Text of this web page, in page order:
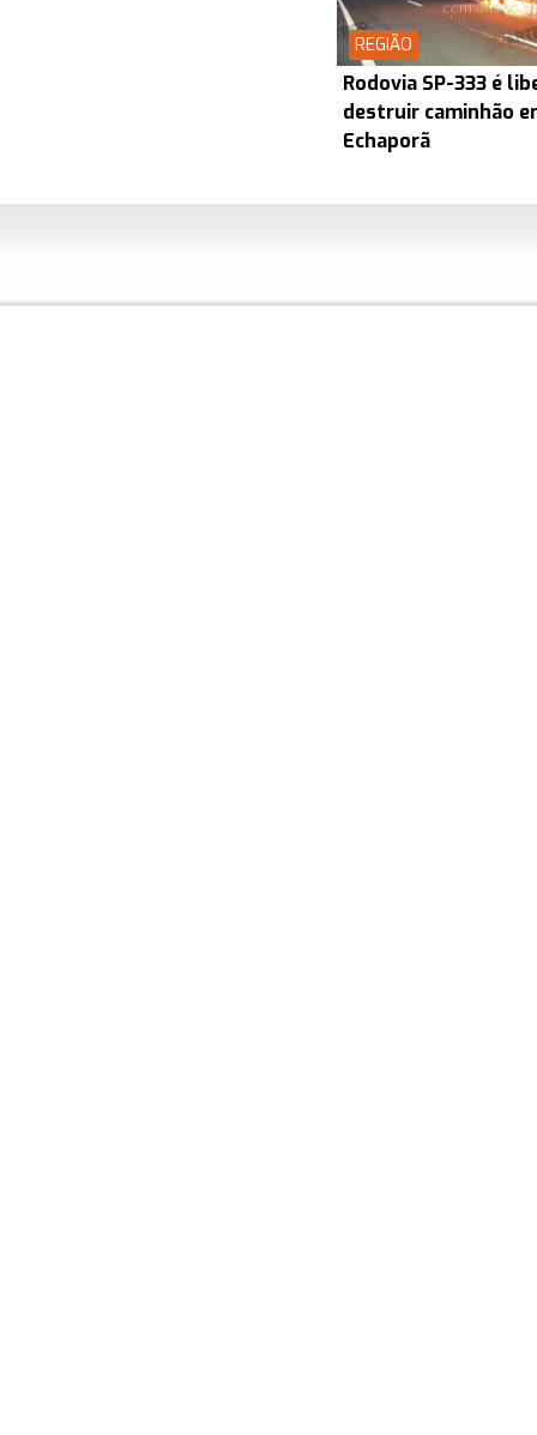
REGIÃO
Rodovia SP-333 é
destruir caminhão
Echaporã